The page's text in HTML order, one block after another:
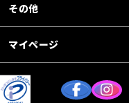
その他
マイページ